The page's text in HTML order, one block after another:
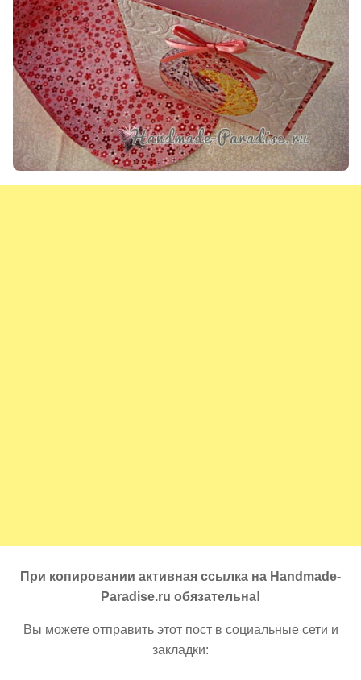
При копировании активная ссылка на Handmade-
Paradise.ru обязательна!
Вы можете отправить этот пост в социальные сети и
закладки: